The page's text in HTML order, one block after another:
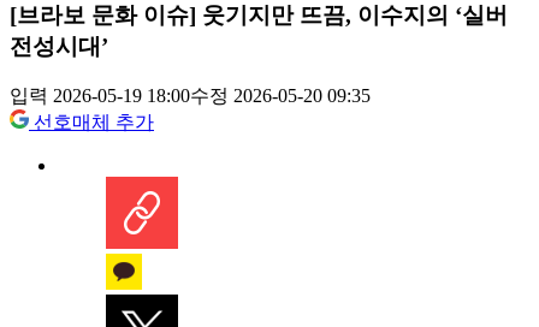
[브라보 문화 이슈] 웃기지만 뜨끔, 이수지의 ‘실버
전성시대’
입력 2026-05-19 18:00수정 2026-05-20 09:35
선호매체 추가